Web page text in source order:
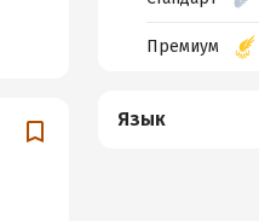
Премиум
Язык